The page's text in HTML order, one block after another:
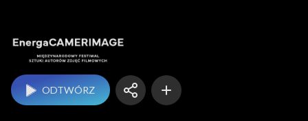
ODTWÓRZ